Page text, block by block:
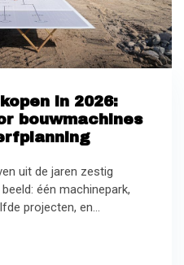
in 2026:
bouwmachines
uit de jaren zestig
één machinepark,
projecten, en...